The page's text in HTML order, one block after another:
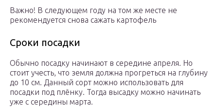
Важно! В следующем году на том же месте не
рекомендуется снова сажать картофель
Сроки посадки
Обычно посадку начинают в середине апреля. Но
стоит учесть, что земля должна прогреться на глубину
до 10 см. Данный сорт можно использовать для
посадки под плёнку. Тогда высадку можно начинать
уже с середины марта.